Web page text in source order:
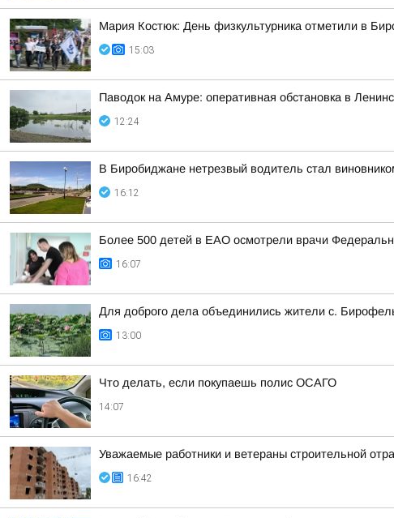
Мария Костюк: День физкультурника отметили в
15:03
Паводок на Амуре: оперативная обстановка в
12:24
В Биробиджане нетрезвый водитель стал
16:12
Более 500 детей в ЕАО осмотрели врачи
16:07
Для доброго дела объединились жители с.
13:00
Что делать, если покупаешь полис ОСАГО
14:07
Уважаемые работники и ветераны строительной
16:42